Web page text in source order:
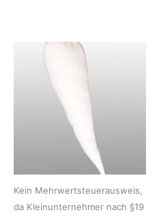
Kein Mehrwertsteuerausweis,
da Kleinunternehmer nach §19